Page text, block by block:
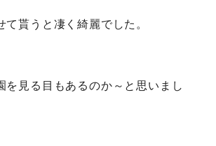
て貰うと凄く綺麗でした。
を見る目もあるのか～と思いまし